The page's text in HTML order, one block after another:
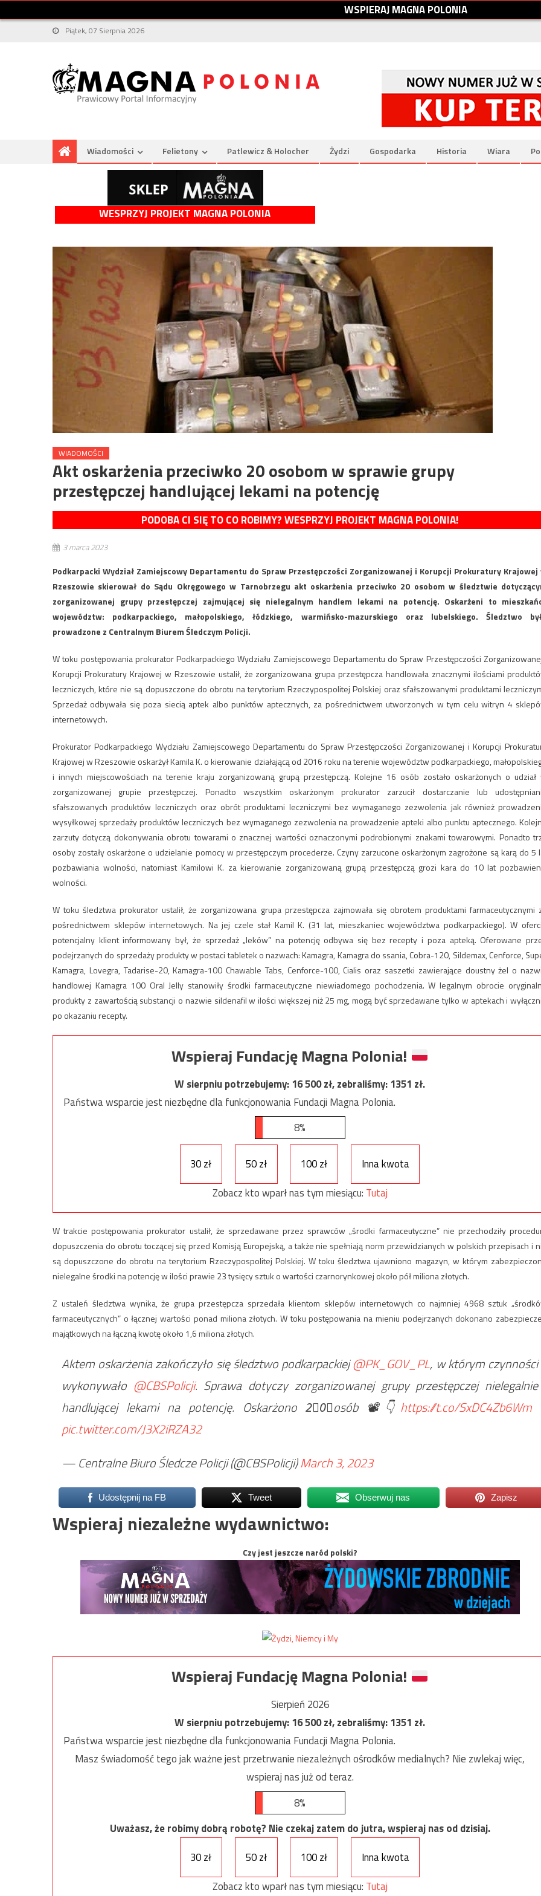
WSPIERAJMAGNAPOLONIA
Piątek, 07 Sierpnia 2026
Wiadomości Felietony Patlewicz & Holocher Żydzi Gospodarka Historia Wiara
WESPRZYJ PROJEKT MAGNA POLONIA
WIADOMOŚCI
Akt oskarżenia przeciwko 20 osobom w sprawie grupy
przestępczej handlującej lekami na potencję
PODOBA CI SIĘ TO CO ROBIMY? WESPRZYJ PROJEKT MAGNA POLONIA!
3 marca 2023
Podkarpacki Wydział Zamiejscowy Departamentu do Spraw Przestępczości Zorganizowanej i Korupcji Prokuratury Krajowej
Rzeszowie skierował do Sądu Okręgowego w Tarnobrzegu akt oskarżenia przeciwko 20 osobom w śledztwie
zorganizowanej grupy przestępczej zajmującej się nielegalnym handlem lekami na potencję. Oskarżeni to
województw: podkarpackiego, małopolskiego, łódzkiego, warmińsko-mazurskiego oraz lubelskiego. Śledztwo
prowadzone z Centralnym Biurem Śledczym Policji.
W toku postępowania prokurator Podkarpackiego Wydziału Zamiejscowego Departamentu do Spraw Przestępczości
Korupcji Prokuratury Krajowej w Rzeszowie ustalił, że zorganizowana grupa przestępcza handlowała znacznymi ilościami
leczniczych, które nie są dopuszczone do obrotu na terytorium Rzeczypospolitej Polskiej oraz sfałszowanymi produktami
Sprzedaż odbywała się poza siecią aptek albo punktów aptecznych, za pośrednictwem utworzonych w tym celu witryn 4
internetowych.
Prokurator Podkarpackiego Wydziału Zamiejscowego Departamentu do Spraw Przestępczości Zorganizowanej i Korupcji
Krajowej w Rzeszowie oskarżył Kamila K. o kierowanie działającą od 2016 roku na terenie województw podkarpackiego,
i innych miejscowościach na terenie kraju zorganizowaną grupą przestępczą. Kolejne 16 osób zostało oskarżonych o udział
zorganizowanej grupie przestępczej. Ponadto wszystkim oskarżonym prokurator zarzucił dostarczanie lub
sfałszowanych produktów leczniczych oraz obrót produktami leczniczymi bez wymaganego zezwolenia jak również
wysyłkowej sprzedaży produktów leczniczych bez wymaganego zezwolenia na prowadzenie apteki albo punktu aptecznego.
zarzuty dotyczą dokonywania obrotu towarami o znacznej wartości oznaczonymi podrobionymi znakami towarowymi. Ponadto
osoby zostały oskarżone o udzielanie pomocy w przestępczym procederze. Czyny zarzucone oskarżonym zagrożone są karą do 5
pozbawiania wolności, natomiast Kamilowi K. za kierowanie zorganizowaną grupą przestępczą grozi kara do 10 lat
wolności.
W toku śledztwa prokurator ustalił, że zorganizowana grupa przestępcza zajmowała się obrotem produktami farmaceutycznymi
pośrednictwem sklepów internetowych. Na jej czele stał Kamil K. (31 lat, mieszkaniec województwa podkarpackiego). W
potencjalny klient informowany był, że sprzedaż „leków” na potencję odbywa się bez recepty i poza apteką. Oferowane
podejrzanych do sprzedaży produkty w postaci tabletek o nazwach: Kamagra, Kamagra do ssania, Cobra-120, Sildemax, Cenforce,
Kamagra, Lovegra, Tadarise-20, Kamagra-100 Chawable Tabs, Cenforce-100, Cialis oraz saszetki zawierające doustny żel o
handlowej Kamagra 100 Oral Jelly stanowiły środki farmaceutyczne niewiadomego pochodzenia. W legalnym obrocie
produkty z zawartością substancji o nazwie sildenafil w ilości większej niż 25 mg, mogą być sprzedawane tylko w aptekach i
po okazaniu recepty.
Wspieraj Fundację Magna Polonia!
W sierpniu potrzebujemy:16 500zł, zebraliśmy:1351 zł.
Państwa wsparcie jest niezbędne dla funkcjonowania Fundacji Magna Polonia.
8%
30 zł 50 zł 100 zł
Inna kwota
Zobacz kto wparł nas tym miesiącu: Tutaj
W trakcie postępowania prokurator ustalił, że sprzedawane przez sprawców „środki farmaceutyczne” nie przechodziły
dopuszczenia do obrotu toczącej się przed Komisją Europejską, a także nie spełniają norm przewidzianych w polskich przepisach i
są dopuszczone do obrotu na terytorium Rzeczypospolitej Polskiej. W toku śledztwa ujawniono magazyn, w którym
nielegalne środki na potencję w ilości prawie 23 tysięcy sztuk o wartości czarnorynkowej około pół miliona złotych.
Z ustaleń śledztwa wynika, że grupa przestępcza sprzedała klientom sklepów internetowych co najmniej 4968 sztuk
farmaceutycznych” o łącznej wartości ponad miliona złotych. W toku postępowania na mieniu podejrzanych dokonano
majątkowych na łączną kwotę około 1,6 miliona złotych.
Aktem oskarżenia zakończyło się śledztwo podkarpackiej@PK_GOV_PL, w którym czynności
wykonywało @CBSPolicji. Sprawa dotyczy zorganizowanej grupy przestępczej nielegalnie
handlującej lekami na potencję. Oskarżono 2⃣0⃣osób 📽️👇 https://t.co/SxDC4Zb6Wm
pic.twitter.com/J3X2iRZA32
— Centralne Biuro Śledcze Policji (@CBSPolicji)March 3, 2023
Udostępnij na FB Tweet Obserwuj nas Zapisz
Wspieraj niezależne wydawnictwo:
Czy jest jeszcze naród polski?
Wspieraj Fundację Magna Polonia!
Sierpień 2026
W sierpniu potrzebujemy:16 500zł, zebraliśmy:1351 zł.
Państwa wsparcie jest niezbędne dla funkcjonowania Fundacji Magna Polonia.
Masz świadomość tego jak ważne jest przetrwanie niezależnych ośrodków medialnych? Nie zwlekaj więc,
wspieraj nas już od teraz.
8%
Uważasz, że robimy dobrą robotę? Nie czekaj zatem do jutra, wspieraj nas od dzisiaj.
30 zł
50 zł 100 zł
Inna kwota
Zobacz kto wparł nas tym miesiącu: Tutaj